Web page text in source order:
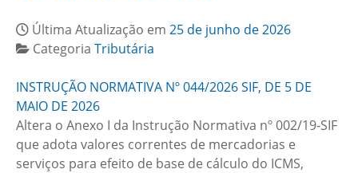
Última Atualização em 25 de junho de 2026
Categoria Tributária
INSTRUÇÃO NORMATIVA Nº 044/2026 SIF, DE 5 DE
MAIO DE 2026
Altera o Anexo I da Instrução Normativa nº 002/19-SIF
que adota valores correntes de mercadorias e
serviços para efeito de base de cálculo do ICMS,